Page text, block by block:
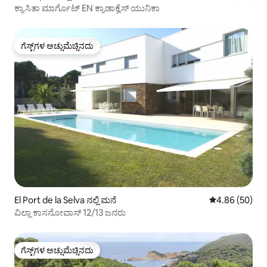
ಕ್ಯಾಸಿತಾ ಮಾರ್ಗೊಟ್ EN ಕ್ಯಾಡಾಕ್ವೆಸ್ ಯುನಿಕಾ
ಗೆಸ್ಟ್‌ಗಳ ಅಚ್ಚುಮೆಚ್ಚಿನದು
ಗೆಸ್ಟ್‌ಗಳ ಅಚ್ಚುಮೆಚ್ಚಿನದು
El Port de la Selva ನಲ್ಲಿ ಮನೆ 5 ರಲ್ಲಿ 4.86
4.86 (50)
ವಿಲ್ಲಾ ಕಾಸನೋವಾಸ್ 12/13 ಜನರು
ಗೆಸ್ಟ್‌ಗಳ ಅಚ್ಚುಮೆಚ್ಚಿನದು
ಗೆಸ್ಟ್‌ಗಳ ಅಚ್ಚುಮೆಚ್ಚಿನದು